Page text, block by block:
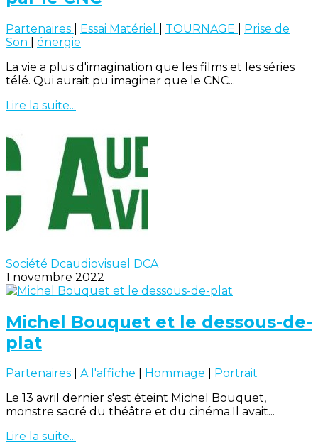
Partenaires Essai Matériel TOURNAGE
Prise de
Son
énergie
La vie a plus d'imagination que les films et les séries
télé. Qui aurait pu imaginer que le CNC...
Lire la suite...
Société Dcaudiovisuel DCA
1 novembre 2022
Michel Bouquet et le dessous-de-
plat
Partenaires A l'affiche Hommage
Portrait
Le 13 avril dernier s'est éteint Michel Bouquet,
monstre sacré du théâtre et du cinéma.Il avait...
Lire la suite...